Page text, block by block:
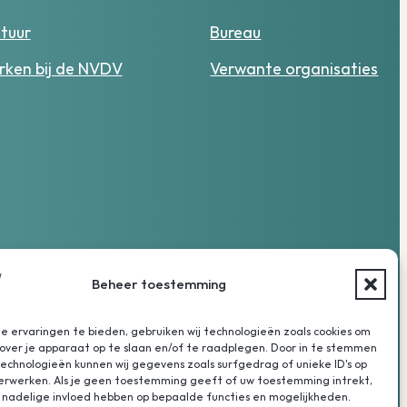
Beheer toestemming
ervaringen te bieden, gebruiken wij technologieën zoals cookies om
je apparaat op te slaan en/of te raadplegen. Door in te stemmen
kunnen wij gegevens zoals surfgedrag of unieke ID's op
Als je geen toestemming geeft of uw toestemming intrekt,
invloed hebben op bepaalde functies en mogelijkheden.
Bureau
bij de NVDV
Verwante organisaties